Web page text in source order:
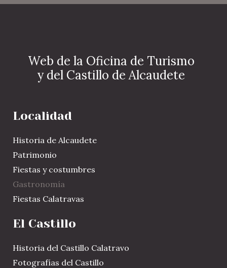
Web de la Oficina de Turismo
y del Castillo de Alcaudete
Localidad
Historia de Alcaudete
Patrimonio
Fiestas y costumbres
Gastronomía
Fiestas Calatravas
El Castillo
Historia del Castillo Calatravo
Fotografías del Castillo